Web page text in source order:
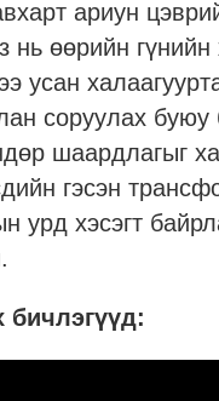
ариун
нь өөрийн гүнийн
усан
соруулах буюу
шаардлагыг
гэсэн
урд хэсэгт
бичлэгүүд: